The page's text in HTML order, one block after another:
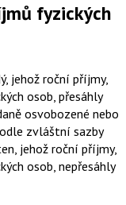
fyzických
jehož roční příjmy,
osob, přesáhly
osvobozené nebo
zvláštní sazby
jehož roční příjmy,
osob, nepřesáhly